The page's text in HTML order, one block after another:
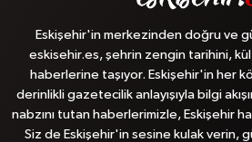
Eskişehir'in merkezinden doğru ve
eskisehir.es, şehrin zengin tarihini,
haberlerine taşıyor. Eskişehir'in her
derinlikli gazetecilik anlayışıyla bilgi
nabzını tutan haberlerimizle, Eskişehir
Siz de Eskişehir'in sesine kulak verin,